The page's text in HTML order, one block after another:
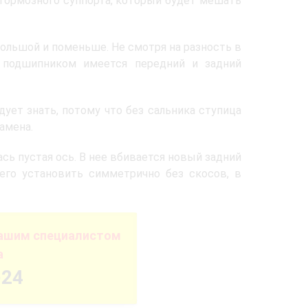
и поменьше. Не смотря на разность в
имеется передний и задний
знать, потому что без сальника ступица
пустая ось. В нее вбивается новый задний
установить симметрично без скосов, в
специалистом